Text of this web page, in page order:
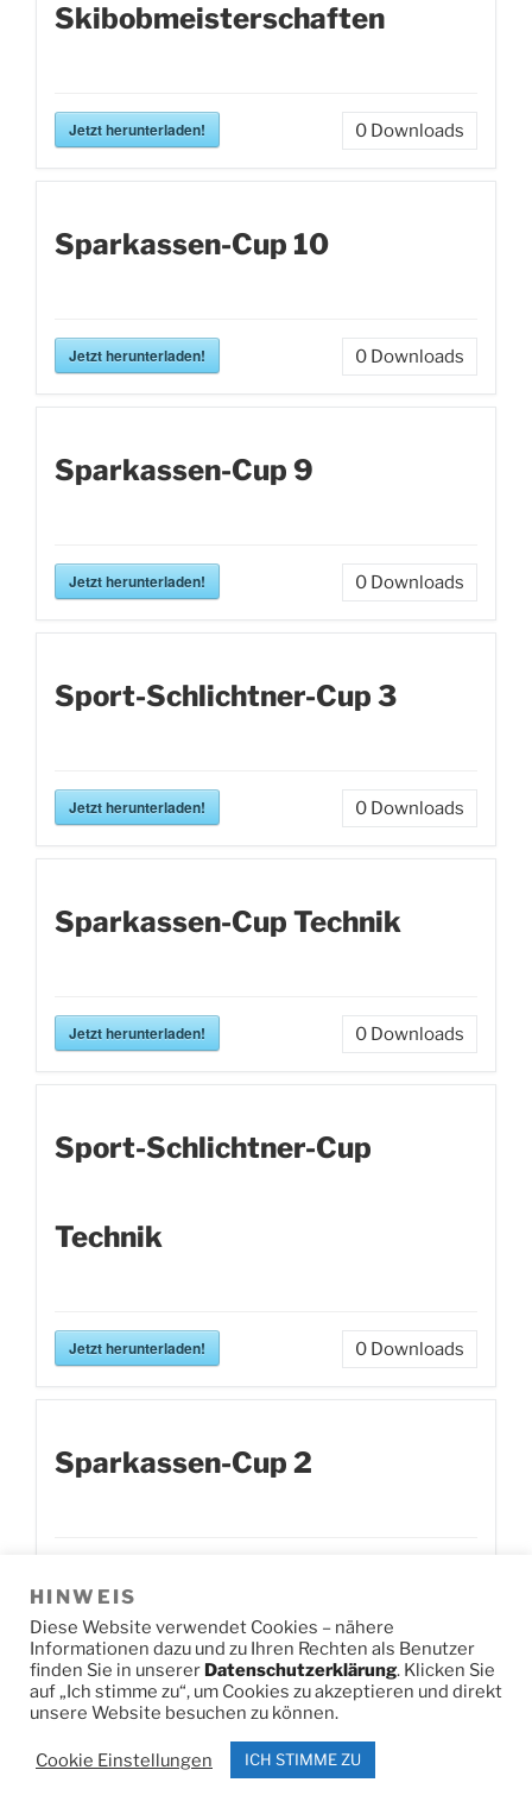
Skibobmeisterschaften
Jetzt herunterladen! 0 Downloads
Sparkassen-Cup 10
Jetzt herunterladen! 0 Downloads
Sparkassen-Cup 9
Jetzt herunterladen! 0 Downloads
Sport-Schlichtner-Cup 3
Jetzt herunterladen! 0 Downloads
Sparkassen-Cup Technik
Jetzt herunterladen! 0 Downloads
Sport-Schlichtner-Cup
Technik
Jetzt herunterladen! 0 Downloads
Sparkassen-Cup 2
Kreismeisterschaften Ski
Alpin
HINWEIS
Diese Website verwendet Cookies – nähere
Informationen dazu und zu Ihren Rechten als Benutzer
finden Sie in unsererDatenschutzerklärung. Klicken Sie
auf „Ich stimme zu“, um Cookies zu akzeptieren und direkt
unsere Website besuchen zu können.
Cookie Einstellungen ICH STIMME ZU